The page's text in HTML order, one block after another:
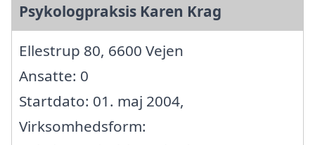
Psykologpraksis Karen Krag
Ellestrup 80, 6600 Vejen
Ansatte: 0
Startdato: 01. maj 2004,
Virksomhedsform: